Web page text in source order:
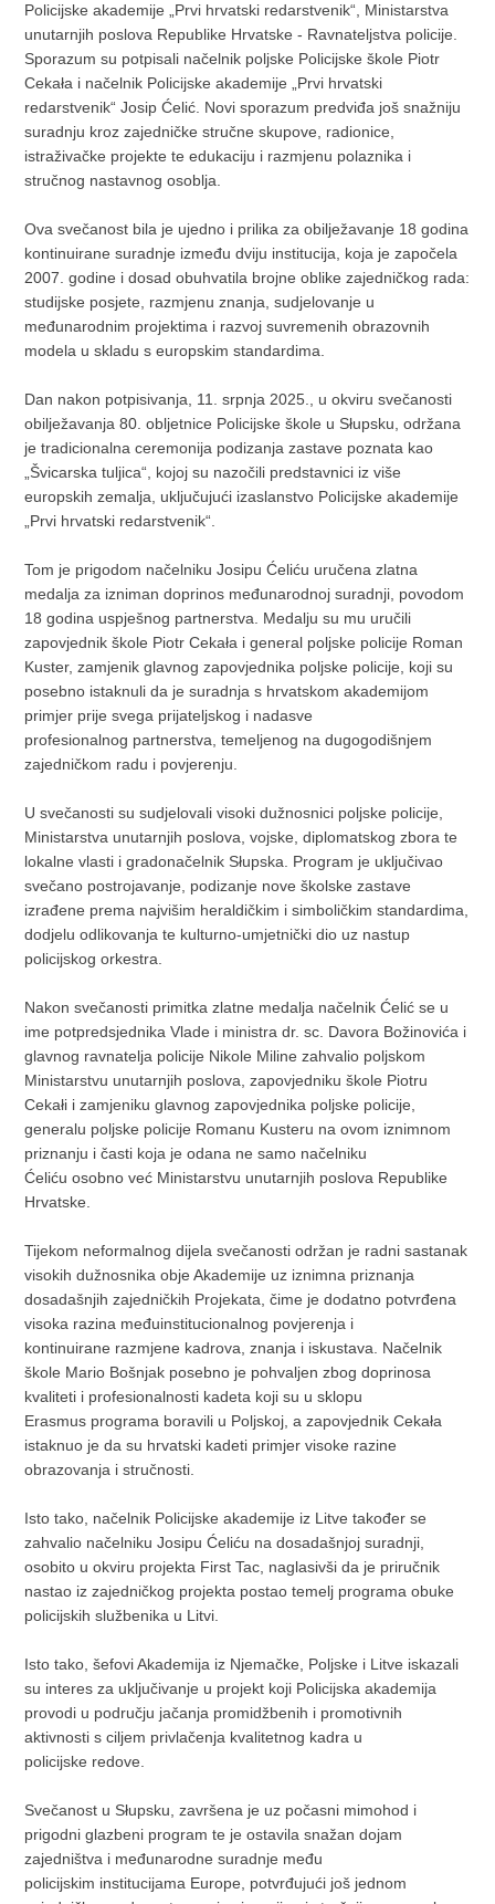
Policijske akademije „Prvi hrvatski redarstvenik“, Ministarstva
unutarnjih poslova Republike Hrvatske - Ravnateljstva policije.
Sporazum su potpisali načelnik poljske Policijske škole Piotr
Cekała i načelnik Policijske akademije „Prvi hrvatski
redarstvenik“ Josip Ćelić. Novi sporazum predviđa još snažniju
suradnju kroz zajedničke stručne skupove, radionice,
istraživačke projekte te edukaciju i razmjenu polaznika i
stručnog nastavnog osoblja.
Ova svečanost bila je ujedno i prilika za obilježavanje 18 godina
kontinuirane suradnje između dviju institucija, koja je započela
2007. godine i dosad obuhvatila brojne oblike zajedničkog rada:
studijske posjete, razmjenu znanja, sudjelovanje u
međunarodnim projektima i razvoj suvremenih obrazovnih
modela u skladu s europskim standardima.
Dan nakon potpisivanja, 11. srpnja 2025., u okviru svečanosti
obilježavanja 80. obljetnice Policijske škole u Słupsku, održana
je tradicionalna ceremonija podizanja zastave poznata kao
„Švicarska tuljica“, kojoj su nazočili predstavnici iz više
europskih zemalja, uključujući izaslanstvo Policijske akademije
„Prvi hrvatski redarstvenik“.
Tom je prigodom načelniku Josipu Ćeliću uručena zlatna
medalja za izniman doprinos međunarodnoj suradnji, povodom
18 godina uspješnog partnerstva. Medalju su mu uručili
zapovjednik škole Piotr Cekała i general poljske policije Roman
Kuster, zamjenik glavnog zapovjednika poljske policije, koji su
posebno istaknuli da je suradnja s hrvatskom akademijom
primjer prije svega prijateljskog i nadasve
profesionalnog partnerstva, temeljenog na dugogodišnjem
zajedničkom radu i povjerenju.
U svečanosti su sudjelovali visoki dužnosnici poljske policije,
Ministarstva unutarnjih poslova, vojske, diplomatskog zbora te
lokalne vlasti i gradonačelnik Słupska. Program je uključivao
svečano postrojavanje, podizanje nove školske zastave
izrađene prema najvišim heraldičkim i simboličkim standardima,
dodjelu odlikovanja te kulturno-umjetnički dio uz nastup
policijskog orkestra.
Nakon svečanosti primitka zlatne medalja načelnik Ćelić se u
ime potpredsjednika Vlade i ministra dr. sc. Davora Božinovića i
glavnog ravnatelja policije Nikole Miline zahvalio poljskom
Ministarstvu unutarnjih poslova, zapovjedniku škole Piotru
Cekałi i zamjeniku glavnog zapovjednika poljske policije,
generalu poljske policije Romanu Kusteru na ovom iznimnom
priznanju i časti koja je odana ne samo načelniku
Ćeliću osobno već Ministarstvu unutarnjih poslova Republike
Hrvatske.
Tijekom neformalnog dijela svečanosti održan je radni sastanak
visokih dužnosnika obje Akademije uz iznimna priznanja
dosadašnjih zajedničkih Projekata, čime je dodatno potvrđena
visoka razina međuinstitucionalnog povjerenja i
kontinuirane razmjene kadrova, znanja i iskustava. Načelnik
škole Mario Bošnjak posebno je pohvaljen zbog doprinosa
kvaliteti i profesionalnosti kadeta koji su u sklopu
Erasmus programa boravili u Poljskoj, a zapovjednik Cekała
istaknuo je da su hrvatski kadeti primjer visoke razine
obrazovanja i stručnosti.
Isto tako, načelnik Policijske akademije iz Litve također se
zahvalio načelniku Josipu Ćeliću na dosadašnjoj suradnji,
osobito u okviru projekta First Tac, naglasivši da je priručnik
nastao iz zajedničkog projekta postao temelj programa obuke
policijskih službenika u Litvi.
Isto tako, šefovi Akademija iz Njemačke, Poljske i Litve iskazali
su interes za uključivanje u projekt koji Policijska akademija
provodi u području jačanja promidžbenih i promotivnih
aktivnosti s ciljem privlačenja kvalitetnog kadra u
policijske redove.
Svečanost u Słupsku, završena je uz počasni mimohod i
prigodni glazbeni program te je ostavila snažan dojam
zajedništva i međunarodne suradnje među
policijskim institucijama Europe, potvrđujući još jednom